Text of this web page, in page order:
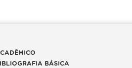
BÁSICA